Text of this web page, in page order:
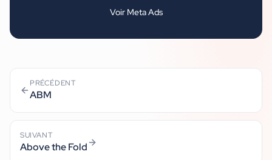
Voir Meta Ads
PRÉCÉDENT
ABM
SUIVANT
Above the Fold